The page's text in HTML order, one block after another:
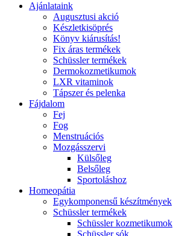
Ajánlataink
Augusztusi akció
Készletkisöprés
Könyv kiárusítás!
Fix áras termékek
Schüssler termékek
Dermokozmetikumok
LXR vitaminok
Tápszer és pelenka
Fájdalom
Fej
Fog
Menstruációs
Mozgásszervi
Külsőleg
Belsőleg
Sportoláshoz
Homeopátia
Egykomponensű készítmények
Schüssler termékek
Schüssler kozmetikumok
Schüssler sók